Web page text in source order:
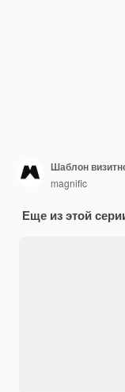
Шаблон
magnific
Еще из этой